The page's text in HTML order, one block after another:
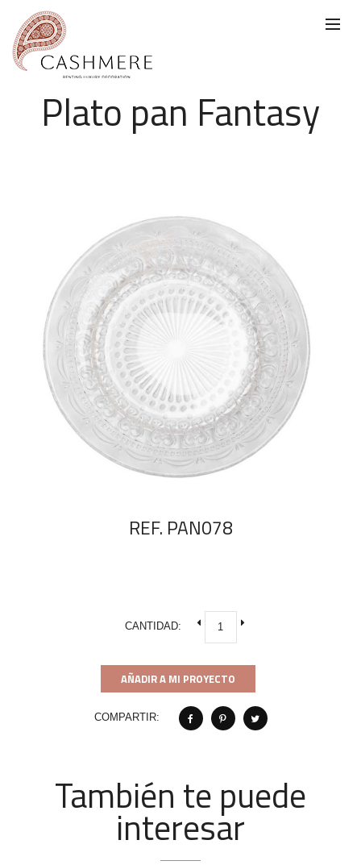
Plato pan Fantasy
REF. PAN078
CANTIDAD:
AÑADIR A MI PROYECTO
COMPARTIR:
También te puede
interesar